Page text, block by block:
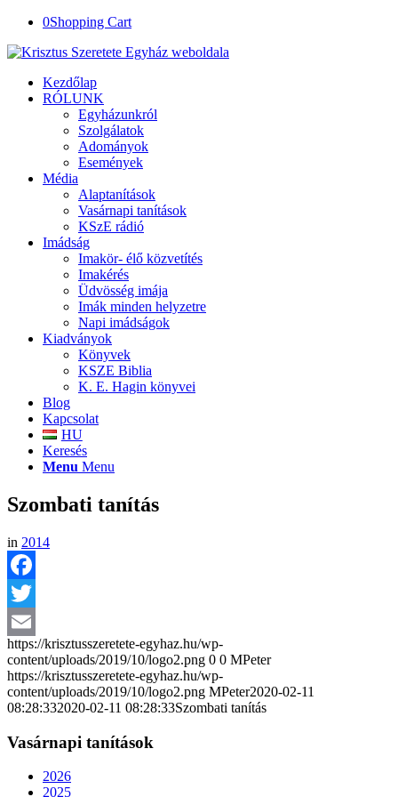
0Shopping Cart
Kezdőlap
RÓLUNK
Egyházunkról
Szolgálatok
Adományok
Események
Média
Alaptanítások
Vasárnapi tanítások
KSzE rádió
Imádság
Imakör- élő közvetítés
Imakérés
Üdvösség imája
Imák minden helyzetre
Napi imádságok
Kiadványok
Könyvek
KSZE Biblia
K. E. Hagin könyvei
Blog
Kapcsolat
HU
Keresés
Menu Menu
Szombati tanítás
in 2014
Facebook
Twitter
Email
https://krisztusszeretete-egyhaz.hu/wp-
content/uploads/2019/10/logo2.png 0 0 MPeter
https://krisztusszeretete-egyhaz.hu/wp-
content/uploads/2019/10/logo2.png MPeter2020-02-11
08:28:332020-02-11 08:28:33Szombati tanítás
Vasárnapi tanítások
2026
2025